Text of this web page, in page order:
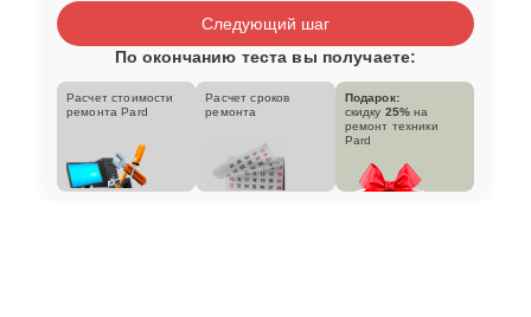
Следующий шаг
По окончанию теста вы получаете:
Расчет стоимости
ремонта Pard
Расчет сроков
ремонта
Подарок:
скидку 25% на
ремонт техники
Pard